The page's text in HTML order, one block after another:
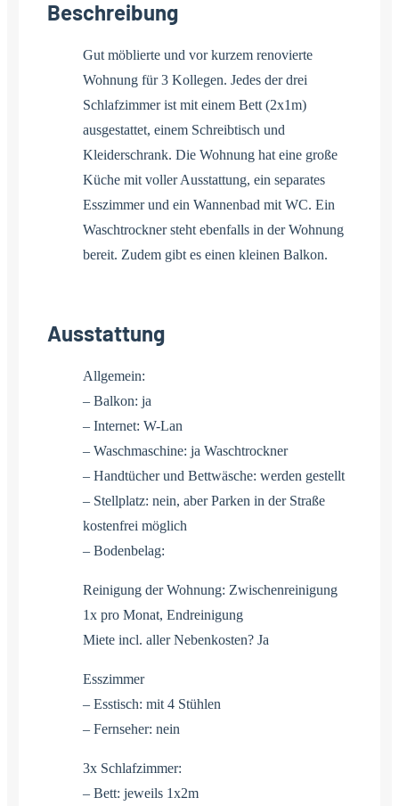
Beschreibung
Gut möblierte und vor kurzem renovierte
Wohnung für 3 Kollegen. Jedes der drei
Schlafzimmer ist mit einem Bett (2x1m)
ausgestattet, einem Schreibtisch und
Kleiderschrank. Die Wohnung hat eine große
Küche mit voller Ausstattung, ein separates
Esszimmer und ein Wannenbad mit WC. Ein
Waschtrockner steht ebenfalls in der Wohnung
bereit. Zudem gibt es einen kleinen Balkon.
Ausstattung
Allgemein:
– Balkon: ja
– Internet: W-Lan
– Waschmaschine: ja Waschtrockner
– Handtücher und Bettwäsche: werden gestellt
– Stellplatz: nein, aber Parken in der Straße
kostenfrei möglich
– Bodenbelag:
Reinigung der Wohnung: Zwischenreinigung
1x pro Monat, Endreinigung
Miete incl. aller Nebenkosten? Ja
Esszimmer
– Esstisch: mit 4 Stühlen
– Fernseher: nein
3x Schlafzimmer:
– Bett: jeweils 1x2m